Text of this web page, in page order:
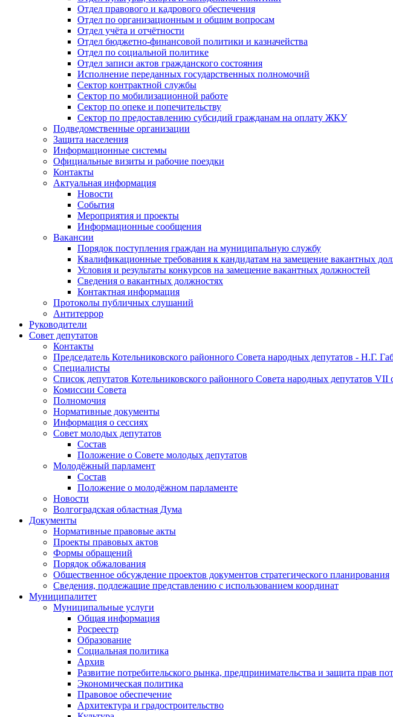
Отдел правового и кадрового обеспечения
Отдел по организационным и общим вопросам
Отдел учёта и отчётности
Отдел бюджетно-финансовой политики и казначейства
Отдел по социальной политике
Отдел записи актов гражданского состояния
Исполнение переданных государственных полномочий
Сектор контрактной службы
Сектор по мобилизационной работе
Сектор по опеке и попечительству
Сектор по предоставлению субсидий гражданам на оплату ЖКУ
Подведомственные организации
Защита населения
Информационные системы
Официальные визиты и рабочие поездки
Контакты
Актуальная информация
Новости
События
Мероприятия и проекты
Информационные сообщения
Вакансии
Порядок поступления граждан на муниципальную службу
Квалификационные требования к кандидатам на замещение вакантных
Условия и результаты конкурсов на замещение вакантных должностей
Сведения о вакантных должностях
Контактная информация
Протоколы публичных слушаний
Антитеррор
Руководители
Совет депутатов
Контакты
Председатель Котельниковского районного Совета народных депутатов - Н.Г.
Специалисты
Список депутатов Котельниковского районного Совета народных депутатов VII
Комиссии Совета
Полномочия
Нормативные документы
Информация о сессиях
Совет молодых депутатов
Состав
Положение о Совете молодых депутатов
Молодёжный парламент
Состав
Положение о молодёжном парламенте
Новости
Волгоградская областная Дума
Документы
Нормативные правовые акты
Проекты правовых актов
Формы обращений
Порядок обжалования
Общественное обсуждение проектов документов стратегического планирования
Сведения, подлежащие представлению с использованием координат
Муниципалитет
Муниципальные услуги
Общая информация
Росреестр
Образование
Социальная политика
Архив
Развитие потребительского рынка, предпринимательства и защита прав
Экономическая политика
Правовое обеспечение
Архитектура и градостроительство